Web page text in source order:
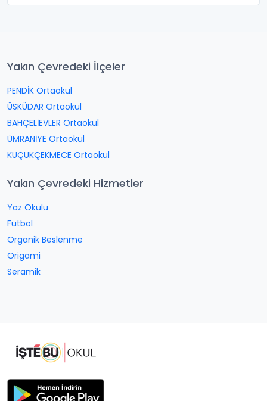
Yakın Çevredeki İlçeler
PENDİK Ortaokul
ÜSKÜDAR Ortaokul
BAHÇELİEVLER Ortaokul
ÜMRANİYE Ortaokul
KÜÇÜKÇEKMECE Ortaokul
Yakın Çevredeki Hizmetler
Yaz Okulu
Futbol
Organik Beslenme
Origami
Seramik